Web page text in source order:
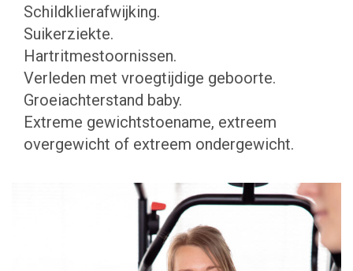
Schildklierafwijking.
Suikerziekte.
Hartritmestoornissen.
Verleden met vroegtijdige geboorte.
Groeiachterstand baby.
Extreme gewichtstoename, extreem
overgewicht of extreem ondergewicht.